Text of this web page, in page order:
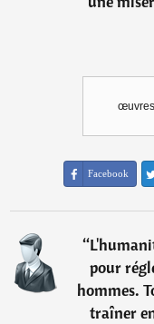
Facebook
“
pour
hommes.
traîner